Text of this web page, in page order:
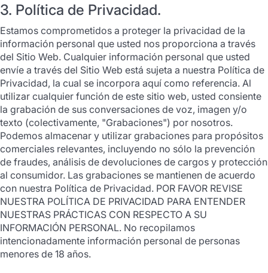
3. Política de Privacidad.
Estamos comprometidos a proteger la privacidad de la
información personal que usted nos proporciona a través
del Sitio Web. Cualquier información personal que usted
envíe a través del Sitio Web está sujeta a nuestra Política de
Privacidad, la cual se incorpora aquí como referencia. Al
utilizar cualquier función de este sitio web, usted consiente
la grabación de sus conversaciones de voz, imagen y/o
texto (colectivamente, "Grabaciones") por nosotros.
Podemos almacenar y utilizar grabaciones para propósitos
comerciales relevantes, incluyendo no sólo la prevención
de fraudes, análisis de devoluciones de cargos y protección
al consumidor. Las grabaciones se mantienen de acuerdo
con nuestra Política de Privacidad. POR FAVOR REVISE
NUESTRA POLÍTICA DE PRIVACIDAD PARA ENTENDER
NUESTRAS PRÁCTICAS CON RESPECTO A SU
INFORMACIÓN PERSONAL. No recopilamos
intencionadamente información personal de personas
menores de 18 años.